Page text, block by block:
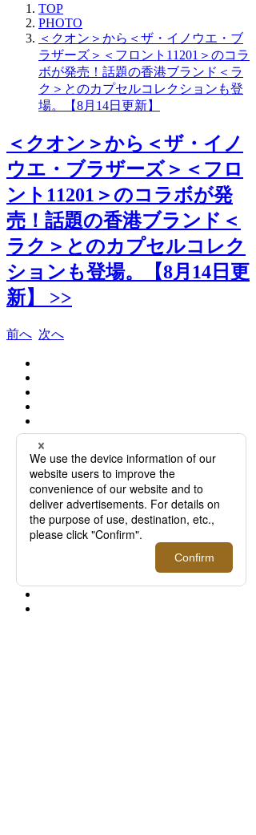
TOP
PHOTO
＜クオン＞から＜ザ・イノウエ・ブ
ラザーズ＞＜フロント11201＞のコラ
ボが発売！話題の香港ブランド＜ラ
ク＞とのカプセルコレクションも登
場。【8月14日更新】
＜クオン＞から＜ザ・イノ
ウエ・ブラザーズ＞＜フロ
ント11201＞のコラボが発
売！話題の香港ブランド＜
ラク＞とのカプセルコレク
ションも登場。【8月14日更
新】 >>
前へ 次へ